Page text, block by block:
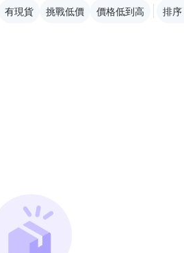
有現貨 挑戰低價 價格低到高 排序